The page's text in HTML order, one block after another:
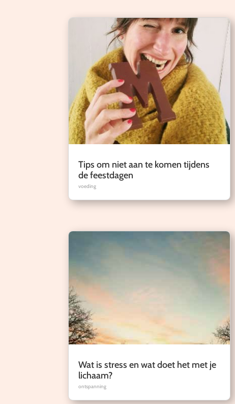
Tips om niet aan te komen tijdens
de feestdagen
voeding
Wat is stress en wat doet het met je
lichaam?
ontspanning